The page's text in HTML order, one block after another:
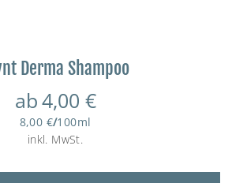
Derma Shampoo
ab4,00 €
8,00 €/100ml
inkl. MwSt.